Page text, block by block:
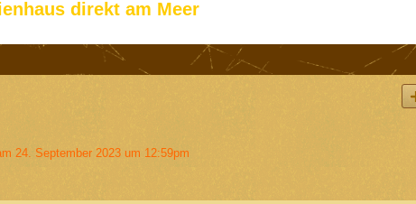
direkt am Meer
24. September 2023 um 12:59pm